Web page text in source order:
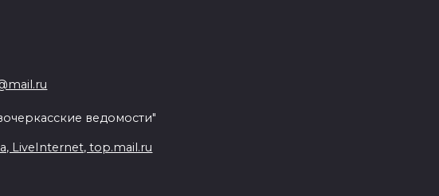
ведомости"
LiveInternet, top.mail.ru